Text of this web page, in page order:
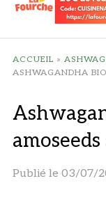
ACCUEIL »
ASHWAGANDHA
Publié le 03/07/